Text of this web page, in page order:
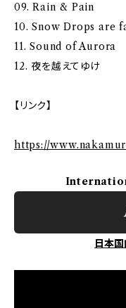
09. Rain & Pain
10. Snow Drops are
11. Sound of Aurora
12. 夜を越えてゆけ
【リンク】
https://
日本